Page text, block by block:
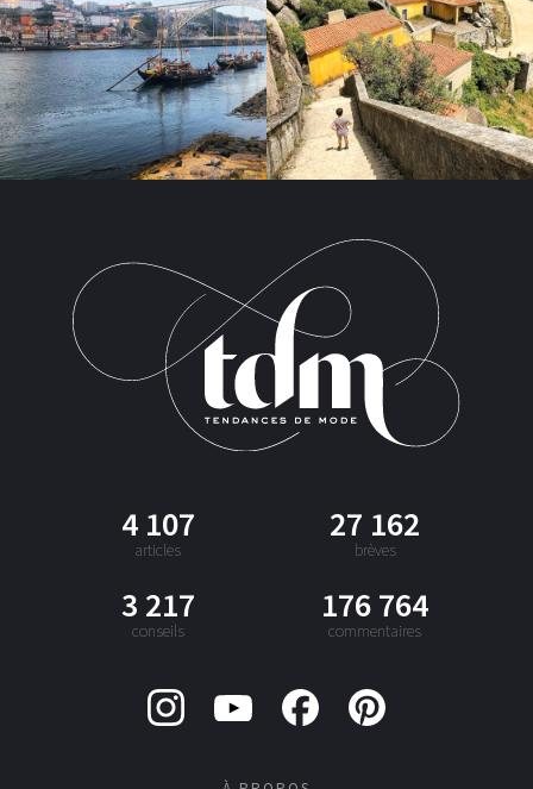
4 107
articles
27 162
brèves
3 217
conseils
176 764
commentaires